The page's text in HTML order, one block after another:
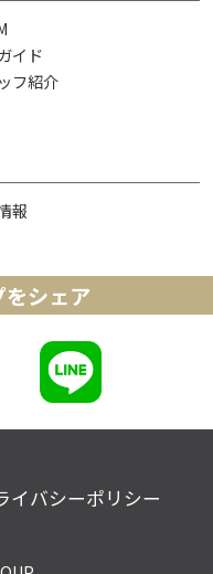
イド
フ紹介
報
をシェア
イバシーポリシー